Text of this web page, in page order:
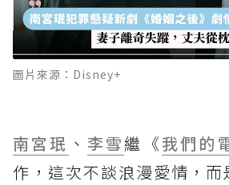
圖片來源：Disney+
南宮珉 、 李雪繼《我們的
作，這次不談浪漫愛情，